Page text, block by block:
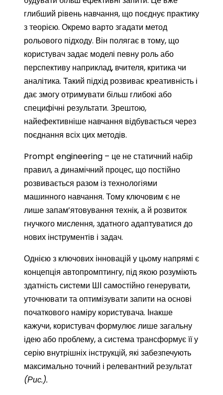
глибший рівень навчання, що поєднує практику
з теорією. Окремо варто згадати метод
рольового підходу. Він полягає в тому, що
користувач задає моделі певну роль або
перспективу наприклад, вчителя, критика чи
аналітика. Такий підхід розвиває креативність і
дає змогу отримувати більш глибокі або
специфічні результати. Зрештою,
найефективніше навчання відбувається через
поєднання всіх цих методів.
Prompt engineering – це не статичний набір
правил, а динамічний процес, що постійно
розвивається разом із технологіями
машинного навчання. Тому ключовим є не
лише запам’ятовування технік, а й розвиток
гнучкого мислення, здатного адаптуватися до
нових інструментів і задач.
Однією з ключових інновацій у цьому напрямі є
концепція автопромптингу, під якою розуміють
здатність системи ШІ самостійно генерувати,
уточнювати та оптимізувати запити на основі
початкового наміру користувача. Інакше
кажучи, користувач формулює лише загальну
ідею або проблему, а система трансформує її у
серію внутрішніх інструкцій, які забезпечують
максимально точний і релевантний результат
(Рис.).